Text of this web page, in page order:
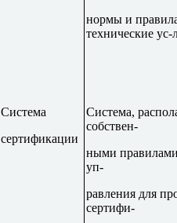
нормы и
технические ус-
Система
сертификации
Система,
собствен-
ными
уп-
равления для
сертифи-